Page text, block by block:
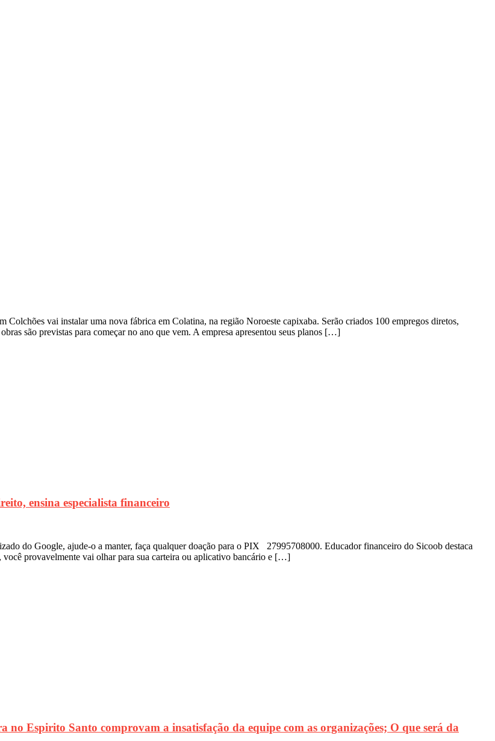
vai instalar uma nova fábrica em Colatina, na região Noroeste capixaba. Serão criados 100 empregos diretos,
são previstas para começar no ano que vem. A empresa apresentou seus planos […]
ensina especialista financeiro
do Google, ajude-o a manter, faça qualquer doação para o PIX 27995708000. Educador financeiro do Sicoob destaca
você provavelmente vai olhar para sua carteira ou aplicativo bancário e […]
Espirito Santo comprovam a insatisfação da equipe com as organizações; O que será da